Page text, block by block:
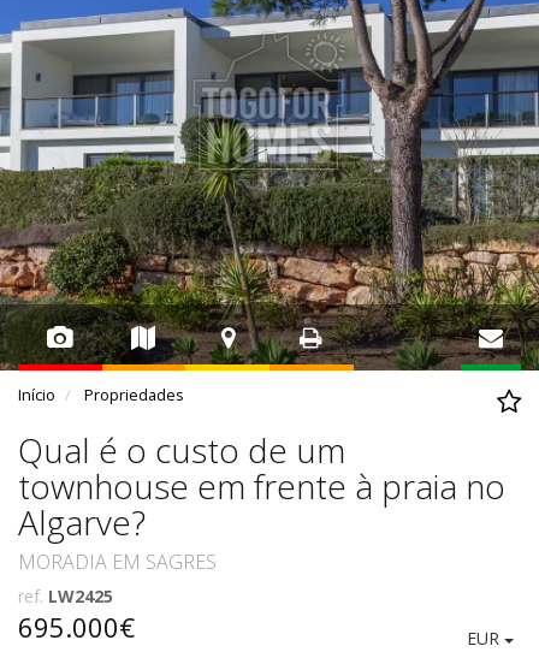
Início Propriedades
Qual é o custo de um
townhouse em frente à praia no
Algarve?
MORADIA EM SAGRES
ref. LW2425
695.000€ EUR